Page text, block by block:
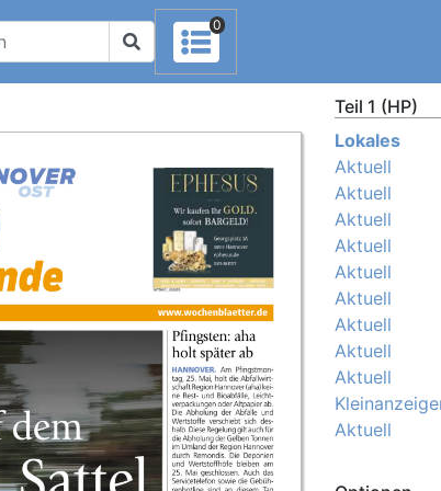
0
Teil 1 (HP)
Lokales
Aktuell
Aktuell
Aktuell
Aktuell
Aktuell
Aktuell
Aktuell
Aktuell
Aktuell
Aktuell